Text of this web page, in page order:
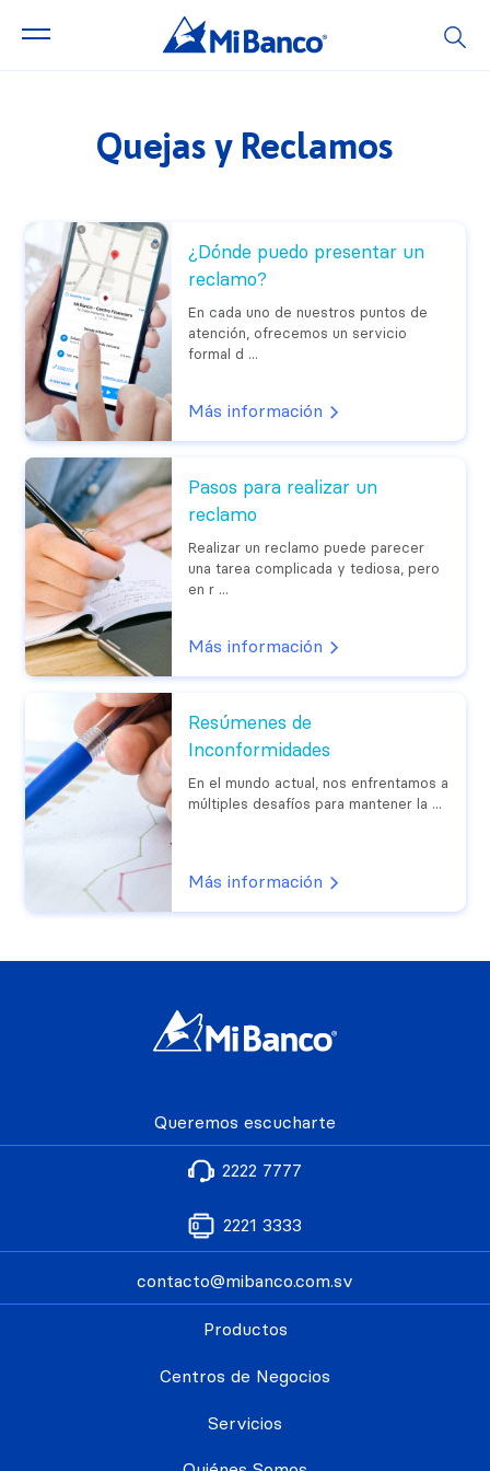
Quejas y Reclamos
¿Dónde puedo presentar un
reclamo?
En cada uno de nuestros puntos de
atención, ofrecemos un servicio
formal d ...
Más información
Pasos para realizar un
reclamo
Realizar un reclamo puede parecer
una tarea complicada y tediosa, pero
en r ...
Más información
Resúmenes de
Inconformidades
En el mundo actual, nos enfrentamos a
múltiples desafíos para mantener la ...
Más información
Queremos escucharte
2222 7777
2221 3333
contacto@mibanco.com.sv
Productos
Centros de Negocios
Servicios